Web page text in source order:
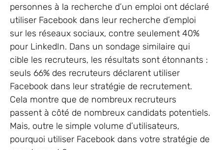
personnes à la recherche d’un emploi ont déclaré
utiliser Facebook dans leur recherche d’emploi
sur les réseaux sociaux, contre seulement 40%
pour LinkedIn. Dans un sondage similaire qui
cible les recruteurs, les résultats sont étonnants :
seuls 66% des recruteurs déclarent utiliser
Facebook dans leur stratégie de recrutement.
Cela montre que de nombreux recruteurs
passent à côté de nombreux candidats potentiels.
Mais, outre le simple volume d’utilisateurs,
pourquoi utiliser Facebook dans votre stratégie de